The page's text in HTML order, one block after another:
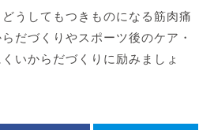
うしてもつきものになる筋肉痛
だづくりやスポーツ後のケア・
いからだづくりに励みましょ